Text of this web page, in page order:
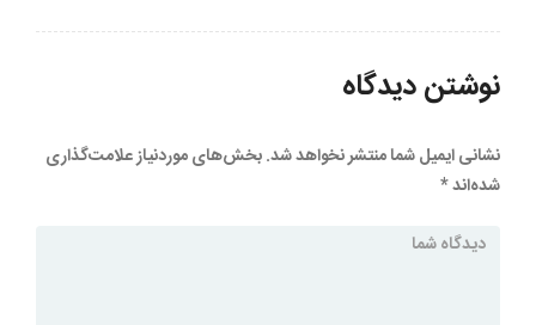
نوشتن دیدگاه
نشانی ایمیل شما منتشر نخواهد شد.بخش‌های موردنیاز علامت‌گذاری
شده‌اند*